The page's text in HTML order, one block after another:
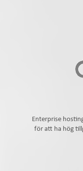
Enterprise
för att ha hög